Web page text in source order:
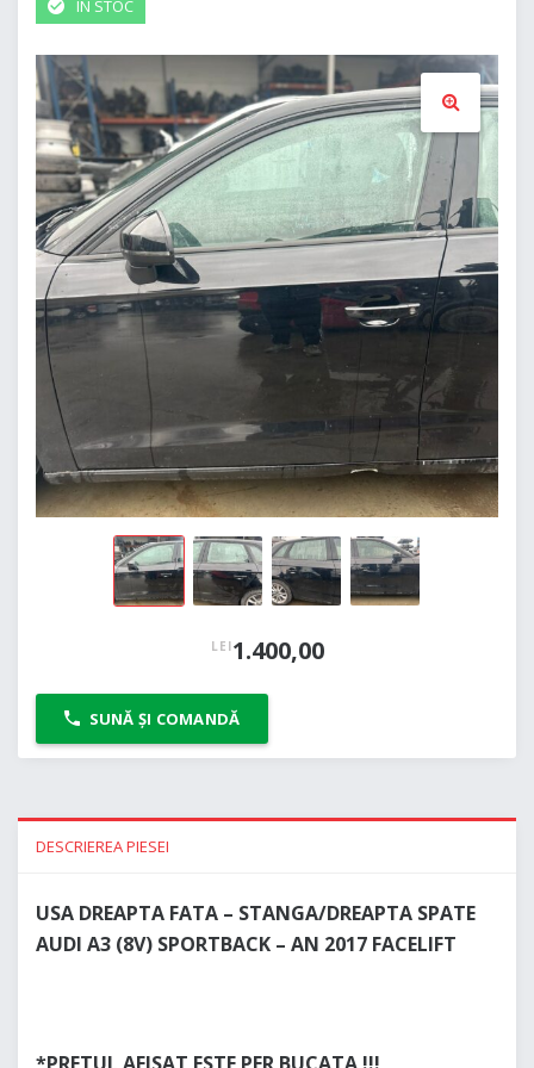
IN STOC
🔍
LEI1.400,00
SUNĂ ȘI COMANDĂ
DESCRIEREA PIESEI
USA DREAPTA FATA – STANGA/DREAPTA SPATE
AUDI A3 (8V) SPORTBACK – AN 2017 FACELIFT